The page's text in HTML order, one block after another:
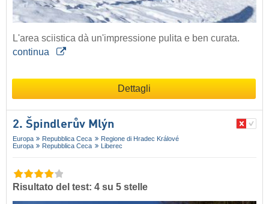
L'area sciistica dà un'impressione pulita e ben curata.
continua
Dettagli
2. Špindlerův Mlýn
Europa Repubblica Ceca
Regione di Hradec Králové
Europa
Repubblica Ceca Liberec
Risultato del test: 4 su 5 stelle